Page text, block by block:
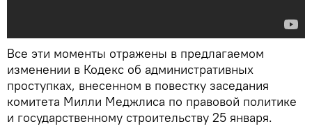
Все эти моменты отражены в предлагаемом
изменении в Кодекс об административных
проступках, внесенном в повестку заседания
комитета Милли Меджлиса по правовой политике
и государственному строительству 25 января.